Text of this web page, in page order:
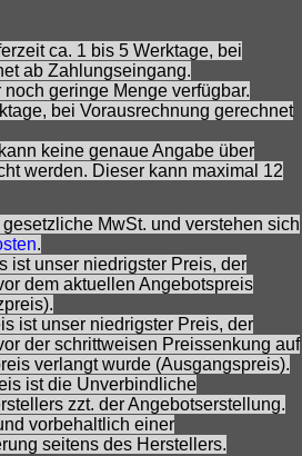
ca. 1 bis 5 Werktage, bei
ab Zahlungseingang.
noch geringe Menge verfügbar.
bei Vorausrechnung gerechnet
keine genaue Angabe über
werden. Dieser kann maximal 12
MwSt. und verstehen sich
.
ist unser niedrigster Preis, der
dem aktuellen Angebotspreis
ist unser niedrigster Preis, der
der schrittweisen Preissenkung auf
verlangt wurde (Ausgangspreis).
ist die Unverbindliche
zzt. der Angebotserstellung.
vorbehaltlich einer
seitens des Herstellers.